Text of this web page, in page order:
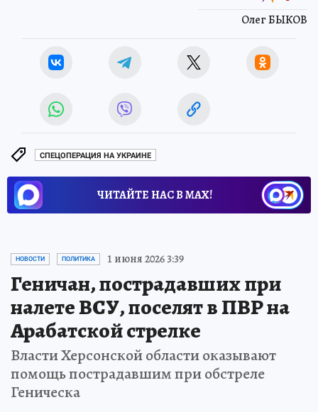
Олег БЫКОВ
СПЕЦОПЕРАЦИЯ НА УКРАИНЕ
ЧИТАЙТЕ НАС В МАХ!
НОВОСТИ ПОЛИТИКА 1 июня 2026 3:39
Геничан, пострадавших при
налете ВСУ, поселят в ПВР на
Арабатской стрелке
Власти Херсонской области оказывают
помощь пострадавшим при обстреле
Геническа